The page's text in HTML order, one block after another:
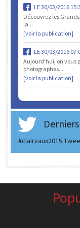
LE 30/03/2016
Découvrez les
la...
[voir la publication]
LE 30/03/2016
Aujourd'hui, on vous
photographes...
[voir la publication]
#clairvaux2015